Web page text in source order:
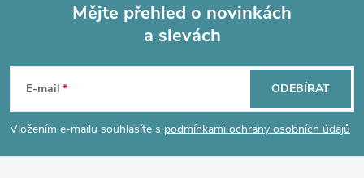
a
í
p
p
Mějte přehled o novinkách
a slevách
E-mail
Vložením e-mailu souhlasíte s podmínkami ochrany osobních údajů
ODEBÍRAT